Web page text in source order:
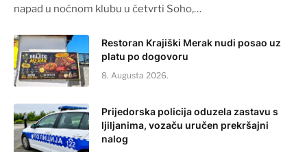
napad u noćnom klubu u četvrti Soho,…
Restoran Krajiški Merak nudi posao uz
platu po dogovoru
8. Augusta 2026.
Prijedorska policija oduzela zastavu s
ljiljanima, vozaču uručen prekršajni
nalog